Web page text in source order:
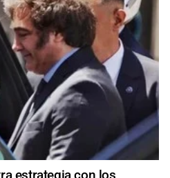
estrategia con los